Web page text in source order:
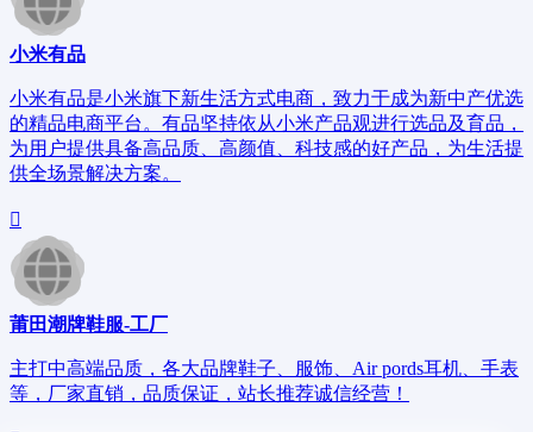
小米有品
小米有品是小米旗下新生活方式电商，致力于成为新中产优选
的精品电商平台。有品坚持依从小米产品观进行选品及育品，
为用户提供具备高品质、高颜值、科技感的好产品，为生活提
供全场景解决方案。
莆田潮牌鞋服-工厂
主打中高端品质，各大品牌鞋子、服饰、Air pords耳机、手表
等，厂家直销，品质保证，站长推荐诚信经营！